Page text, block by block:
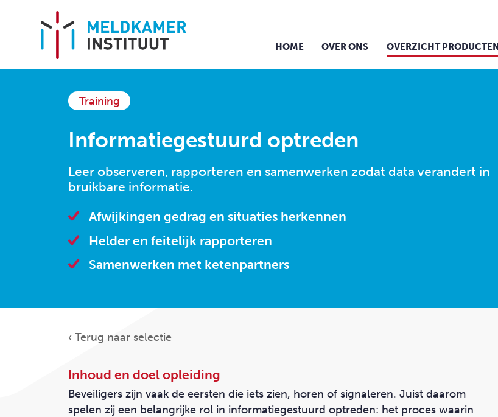
Training
Informatiegestuurd optreden
Leer observeren, rapporteren en samenwerken zodat data verandert in
bruikbare informatie.
Afwijkingen gedrag en situaties herkennen
Helder en feitelijk rapporteren
Samenwerken met ketenpartners
‹ Terug naar selectie
Inhoud en doel opleiding
Beveiligers zijn vaak de eersten die iets zien, horen of signaleren. Juist daarom
spelen zij een belangrijke rol in informatiegestuurd optreden: het proces waarin
HOME OVER ONS OVERZICHT PRODUCTEN
Missie en visie
Aanpak en werkwijze
OVERZICHT PRODUCTEN
CONTACT